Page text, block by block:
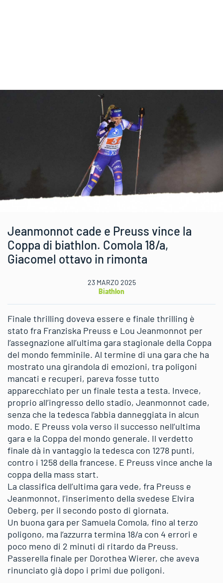
Jeanmonnot cade e Preuss vince la
Coppa di biathlon. Comola 18/a,
Giacomel ottavo in rimonta
23 MARZO 2025
Biathlon
Finale thrilling doveva essere e finale thrilling è
stato fra Franziska Preuss e Lou Jeanmonnot per
l’assegnazione all’ultima gara stagionale della Coppa
del mondo femminile. Al termine di una gara che ha
mostrato una girandola di emozioni, tra poligoni
mancati e recuperi, pareva fosse tutto
apparecchiato per un finale testa a testa. Invece,
proprio all’ingresso dello stadio, Jeanmonnot cade,
senza che la tedesca l’abbia danneggiata in alcun
modo. E Preuss vola verso il successo nell’ultima
gara e la Coppa del mondo generale. Il verdetto
finale dà in vantaggio la tedesca con 1278 punti,
contro i 1258 della francese. E Preuss vince anche la
coppa della mass start.
La classifica dell’ultima gara vede, fra Preuss e
Jeanmonnot, l’inserimento della svedese Elvira
Oeberg, per il secondo posto di giornata.
Un buona gara per Samuela Comola, fino al terzo
poligono, ma l’azzurra termina 18/a con 4 errori e
poco meno di 2 minuti di ritardo da Preuss.
Passerella finale per Dorothea Wierer, che aveva
rinunciato già dopo i primi due poligoni.